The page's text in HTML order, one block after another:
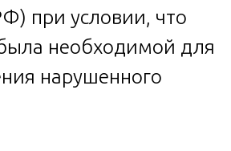
при условии, что
необходимой для
нарушенного